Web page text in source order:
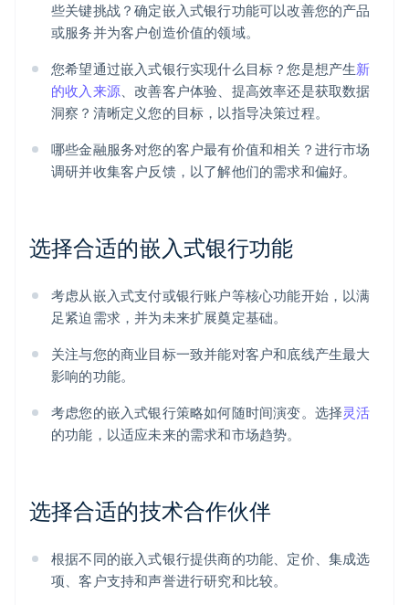
些关键挑战？确定嵌入式银行功能可以改善您的产品
或服务并为客户创造价值的领域。
您希望通过嵌入式银行实现什么目标？您是想产生新
的收入来源、改善客户体验、提高效率还是获取数据
洞察？清晰定义您的目标，以指导决策过程。
哪些金融服务对您的客户最有价值和相关？进行市场
调研并收集客户反馈，以了解他们的需求和偏好。
选择合适的嵌入式银行功能
考虑从嵌入式支付或银行账户等核心功能开始，以满
足紧迫需求，并为未来扩展奠定基础。
关注与您的商业目标一致并能对客户和底线产生最大
影响的功能。
考虑您的嵌入式银行策略如何随时间演变。选择灵活
的功能，以适应未来的需求和市场趋势。
选择合适的技术合作伙伴
根据不同的嵌入式银行提供商的功能、定价、集成选
项、客户支持和声誉进行研究和比较。